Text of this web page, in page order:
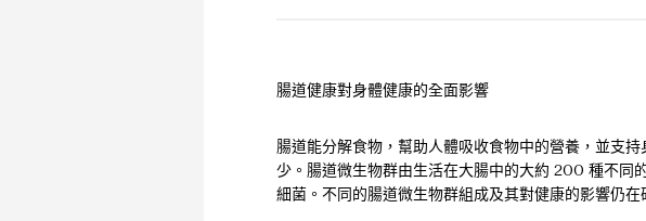
腸道健康對身體健康的全面影響
腸道能分解食物，幫助人體吸收食物中的營養，並支
少。腸道微生物群由生活在大腸中的大約 200 種不同
細菌。不同的腸道微生物群組成及其對健康的影響仍